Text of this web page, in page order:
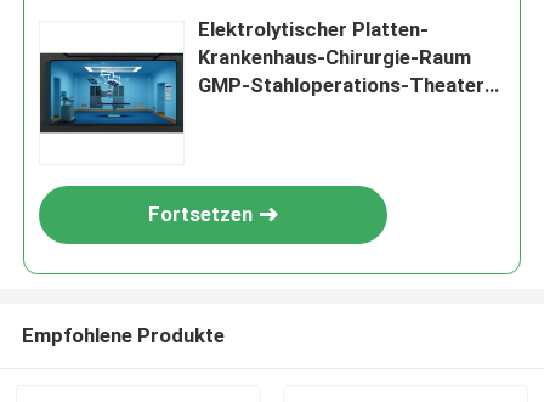
Elektrolytischer Platten-
Krankenhaus-Chirurgie-Raum
GMP-Stahloperations-Theater-
Fortsetzen
Empfohlene Produkte